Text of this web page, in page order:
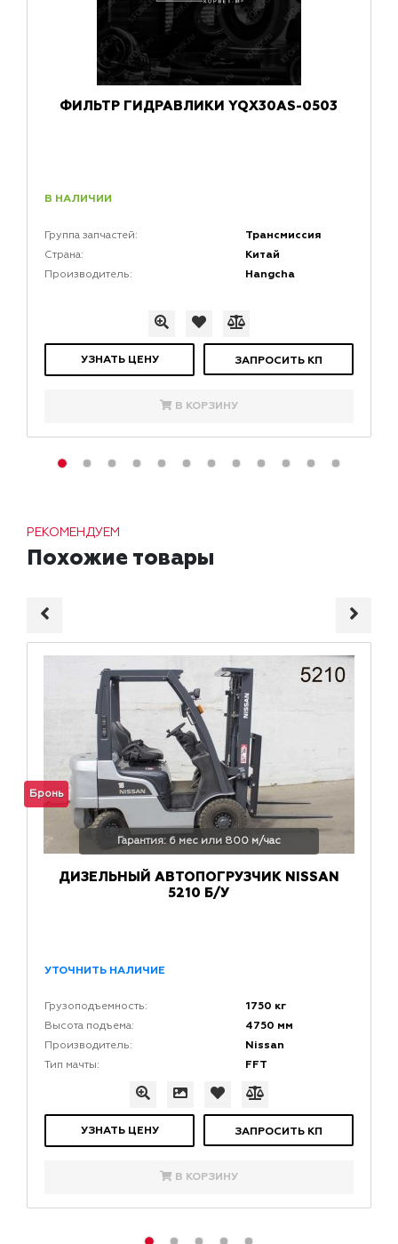
ФИЛЬТР ГИДРАВЛИКИ YQX30AS-0503
В НАЛИЧИИ
Группа запчастей: Трансмиссия
Страна: Китай
Производитель: Hangcha
УЗНАТЬ ЦЕНУ ЗАПРОСИТЬ КП
В КОРЗИНУ
РЕКОМЕНДУЕМ
Похожие товары
Бронь
Гарантия: 6 мес или 800 м/час
ДИЗЕЛЬНЫЙ АВТОПОГРУЗЧИК NISSAN
5210 Б/У
УТОЧНИТЬ НАЛИЧИЕ
Грузоподъемность: 1750 кг
Высота подъема: 4750 мм
Производитель: Nissan
Тип мачты: FFT
УЗНАТЬ ЦЕНУ ЗАПРОСИТЬ КП
В КОРЗИНУ